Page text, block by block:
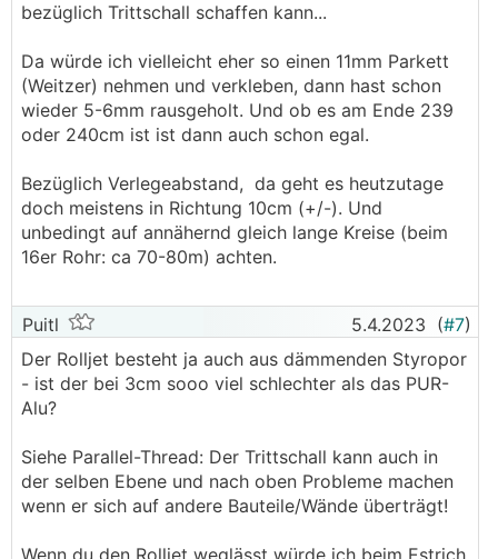
bezüglich Trittschall schaffen kann...
Da würde ich vielleicht eher so einen 11mm Parkett
(Weitzer) nehmen und verkleben, dann hast schon
wieder 5-6mm rausgeholt. Und ob es am Ende 239
oder 240cm ist ist dann auch schon egal.
Bezüglich Verlegeabstand, da geht es heutzutage
doch meistens in Richtung 10cm (+/-). Und
unbedingt auf annähernd gleich lange Kreise (beim
16er Rohr: ca 70-80m) achten.
Puitl 5.4.2023 (#7)
Der Rolljet besteht ja auch aus dämmenden Styropor
- ist der bei 3cm sooo viel schlechter als das PUR-
Alu?
Siehe Parallel-Thread: Der Trittschall kann auch in
der selben Ebene und nach oben Probleme machen
wenn er sich auf andere Bauteile/Wände überträgt!
Wenn du den Rolljet weglässt würde ich beim Estrich